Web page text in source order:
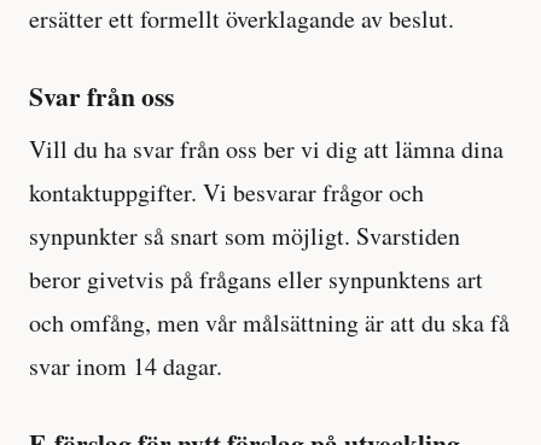
ersätter ett formellt överklagande av beslut.
Svar från oss
Vill du ha svar från oss ber vi dig att lämna dina
kontaktuppgifter. Vi besvarar frågor och
synpunkter så snart som möjligt. Svarstiden
beror givetvis på frågans eller synpunktens art
och omfång, men vår målsättning är att du ska få
svar inom 14 dagar.